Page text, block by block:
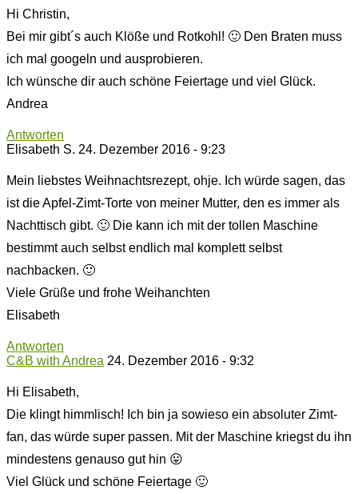
Hi Christin,
Bei mir gibt´s auch Klöße und Rotkohl! 🙂 Den Braten muss
ich mal googeln und ausprobieren.
Ich wünsche dir auch schöne Feiertage und viel Glück.
Andrea
Antworten
Elisabeth S. 24. Dezember 2016 - 9:23
Mein liebstes Weihnachtsrezept, ohje. Ich würde sagen, das
ist die Apfel-Zimt-Torte von meiner Mutter, den es immer als
Nachttisch gibt. 🙂 Die kann ich mit der tollen Maschine
bestimmt auch selbst endlich mal komplett selbst
nachbacken. 🙂
Viele Grüße und frohe Weihanchten
Elisabeth
Antworten
C&B with Andrea 24. Dezember 2016 - 9:32
Hi Elisabeth,
Die klingt himmlisch! Ich bin ja sowieso ein absoluter Zimt-
fan, das würde super passen. Mit der Maschine kriegst du ihn
mindestens genauso gut hin 😛
Viel Glück und schöne Feiertage 🙂